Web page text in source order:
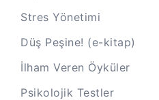
Stres Yönetimi
Düş Peşine! (e-kitap)
İlham Veren Öyküler
Psikolojik Testler